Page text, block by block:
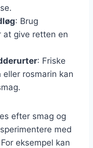
: Brug
at give retten en
: Friske
rosmarin kan
efter smag og
med
eksempel kan